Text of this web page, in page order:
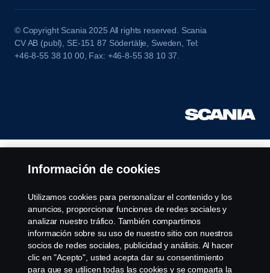
© Copyright Scania 2025 All rights reserved. Scania
CV AB (publ), SE-151 87 Södertälje, Sweden, Tel:
+46-8-55 38 10 00, Fax: +46-8-55 38 10 37.
Información de cookies
Utilizamos cookies para personalizar el contenido y los
anuncios, proporcionar funciones de redes sociales y
analizar nuestro tráfico. También compartimos
información sobre su uso de nuestro sitio con nuestros
socios de redes sociales, publicidad y análisis. Al hacer
clic en "Acepto", usted acepta dar su consentimiento
para que se utilicen todas las cookies y se comparta la